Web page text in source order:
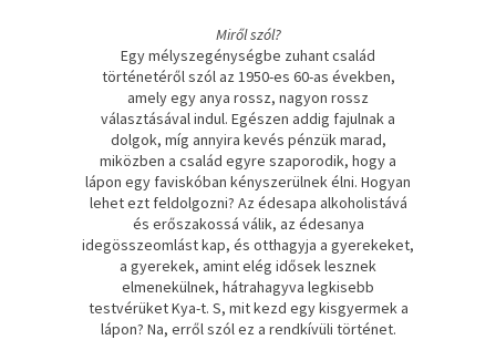
Miről szól?
Egy mélyszegénységbe zuhant család
történetéről szól az 1950-es 60-as években,
amely egy anya rossz, nagyon rossz
választásával indul. Egészen addig fajulnak a
dolgok, míg annyira kevés pénzük marad,
miközben a család egyre szaporodik, hogy a
lápon egy faviskóban kényszerülnek élni. Hogyan
lehet ezt feldolgozni? Az édesapa alkoholistává
és erőszakossá válik, az édesanya
idegösszeomlást kap, és otthagyja a gyerekeket,
a gyerekek, amint elég idősek lesznek
elmenekülnek, hátrahagyva legkisebb
testvérüket Kya-t. S, mit kezd egy kisgyermek a
lápon? Na, erről szól ez a rendkívüli történet.